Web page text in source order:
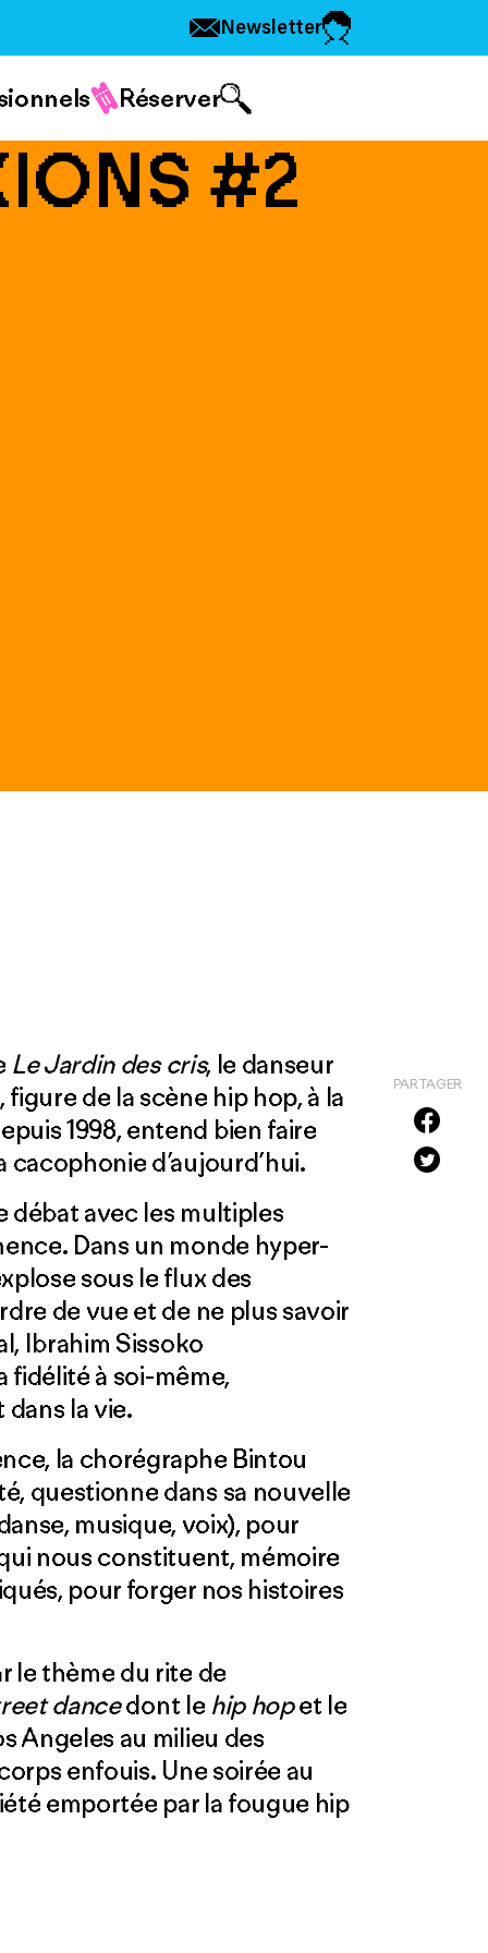
Newsletter
Réserver
#2
PARTAGER
Le Jardin des cris, le danseur
de la scène hip hop, à la
1998, entend bien faire
d’aujourd’hui.
débat avec les multiples
Dans un monde hyper-
sous le flux des
de vue et de ne plus savoir
Ibrahim Sissoko
fidélité à soi-même,
dans la vie.
la chorégraphe Bintou
questionne dans sa nouvelle
musique, voix), pour
nous constituent, mémoire
pour forger nos histoires
le thème du rite de
dancedont le hip hopet le
Angeles au milieu des
enfouis. Une soirée au
emportée par la fougue hip